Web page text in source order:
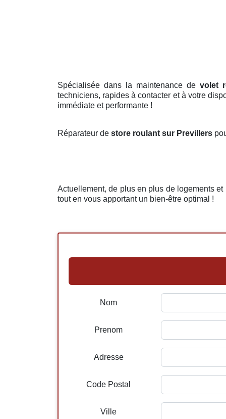
Spécialisée dans la maintenance devolet
techniciens, rapides à contacter et à votre
immédiate et performante !
Réparateur de store roulant sur Previllers
Actuellement, de plus en plus de logements
tout en vous apportant un bien-être optimal !
Nom
Prenom
Adresse
Code Postal
Ville